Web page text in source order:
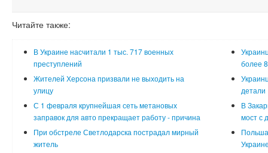
Читайте также:
В Украине насчитали 1 тыс. 717 военных
преступлений
более
Жителей Херсона призвали не выходить на
улицу
детали
С 1 февраля крупнейшая сеть метановых
заправок для авто прекращает работу - причина
В
мост с
При обстреле Светлодарска пострадал мирный
житель